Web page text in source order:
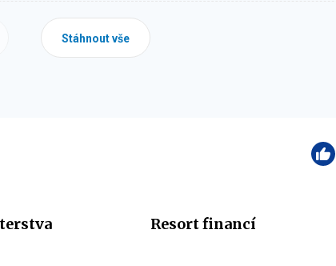
Stáhnout vše
Resort financí